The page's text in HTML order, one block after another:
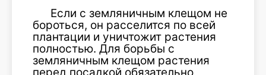
Если с земляничным клещом не
бороться, он расселится по всей
плантации и уничтожит растения
полностью. Для борьбы с
земляничным клещом растения